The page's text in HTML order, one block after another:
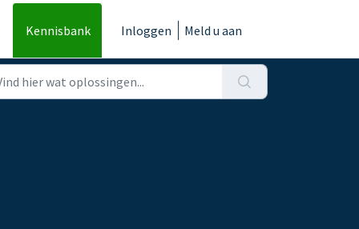
Kennisbank Inloggen Meld u aan